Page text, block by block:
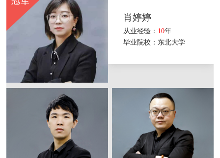
肖婷婷
从业经验： 10年
毕业院校：东北大学